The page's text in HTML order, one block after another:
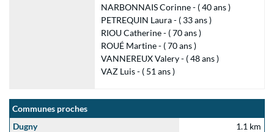
NARBONNAIS Corinne - ( 40 ans )
PETREQUIN Laura - ( 33 ans )
RIOU Catherine - ( 70 ans )
ROUÉ Martine - ( 70 ans )
VANNEREUX Valery - ( 48 ans )
VAZ Luis - ( 51 ans )
Communes proches
Dugny
1.1 km